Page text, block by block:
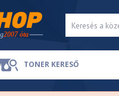
TONER KERESŐ